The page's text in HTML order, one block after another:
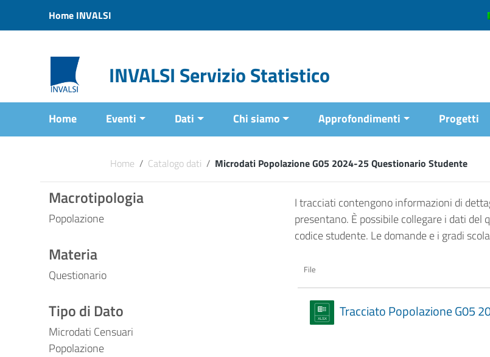
Vai al menu di navigazione
Home INVALSI
INVALSI Servizio Statistico
Home Eventi Dati Chi siamo Approfondimenti Progetti
Home / Catalogo dati / Microdati Popolazione G05 2024-25 Questionario Studente
Macrotipologia
Popolazione
Materia
Questionario
Tipo di Dato
Microdati Censuari
Popolazione
I tracciati contengono informazioni di
presentano. È possibile collegare i dati
codice studente. Le domande e i gradi
File
Tracciato Popolazione G05